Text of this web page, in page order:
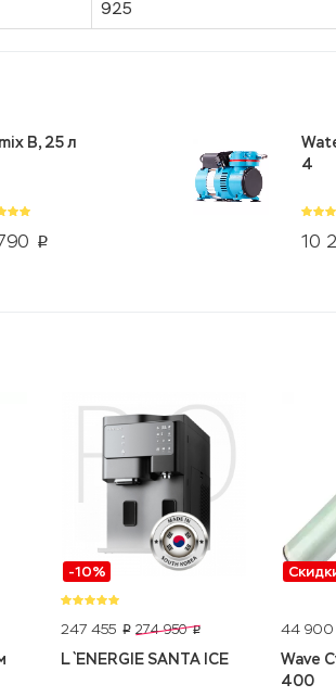
925
p
B, 25 л
10
4
-10%
247 455 p 274 950 p
L`ENERGIE SANTA ICE
44 900
Wave
400